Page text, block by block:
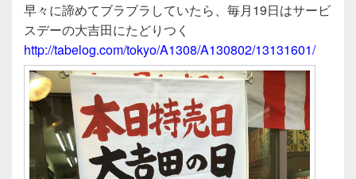
早々に諦めてブラブラしていたら、毎月19日はサービ
スデーの大吉田にたどりつく
http://tabelog.com/tokyo/A1308/A130802/13131601/